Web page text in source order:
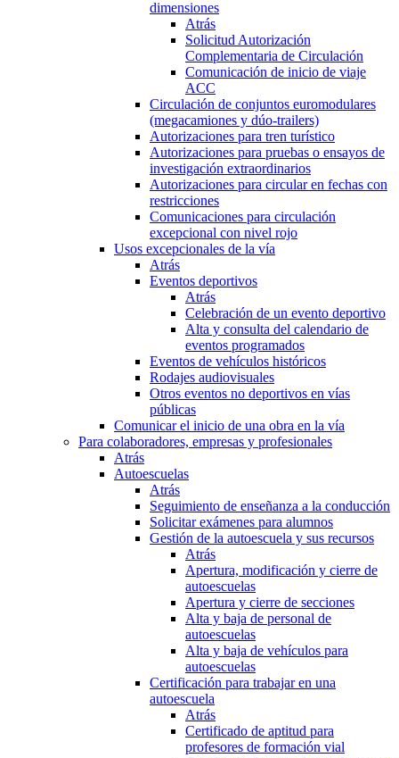
dimensiones
Atrás
Solicitud Autorización
Complementaria de Circulación
Comunicación de inicio de viaje
ACC
Circulación de conjuntos euromodulares
(megacamiones y dúo-trailers)
Autorizaciones para tren turístico
Autorizaciones para pruebas o ensayos de
investigación extraordinarios
Autorizaciones para circular en fechas con
restricciones
Comunicaciones para circulación
excepcional con nivel rojo
Usos excepcionales de la vía
Atrás
Eventos deportivos
Atrás
Celebración de un evento deportivo
Alta y consulta del calendario de
eventos programados
Eventos de vehículos históricos
Rodajes audiovisuales
Otros eventos no deportivos en vías
públicas
Comunicar el inicio de una obra en la vía
Para colaboradores, empresas y profesionales
Atrás
Autoescuelas
Atrás
Seguimiento de enseñanza a la conducción
Solicitar exámenes para alumnos
Gestión de la autoescuela y sus recursos
Atrás
Apertura, modificación y cierre de
autoescuelas
Apertura y cierre de secciones
Alta y baja de personal de
autoescuelas
Alta y baja de vehículos para
autoescuelas
Certificación para trabajar en una
autoescuela
Atrás
Certificado de aptitud para
profesores de formación vial